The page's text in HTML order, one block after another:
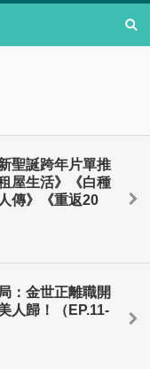
聖誕跨年片單推
屋生活》《白種
傳》《重返20
：金世正離職開
人歸！（EP.11-